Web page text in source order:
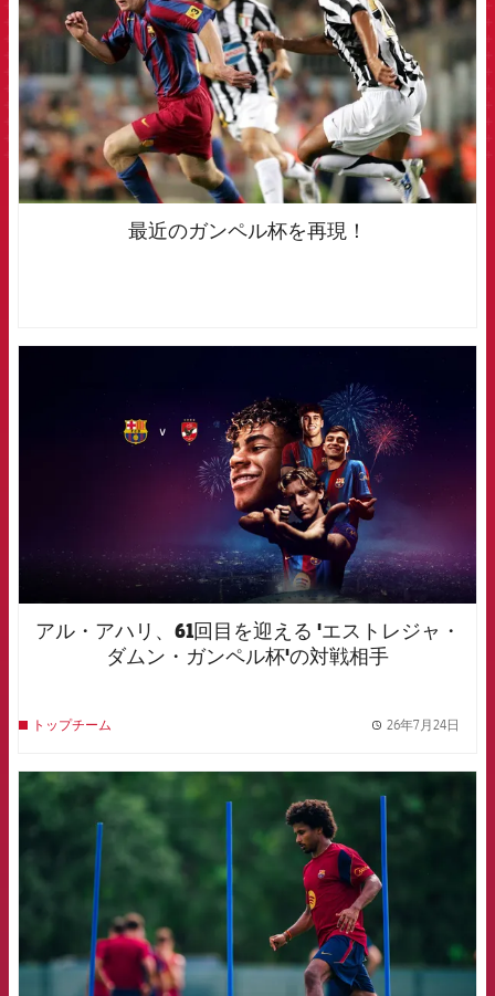
最近のガンペル杯を再現！
アル・アハリ、61回目を迎える 'エストレジャ・
ダムン・ガンペル杯'の対戦相手
トップチーム 26年7月24日
FCB Barcelona badge